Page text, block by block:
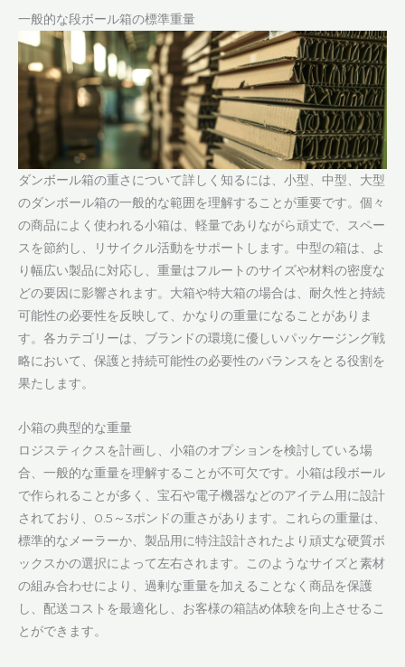
一般的な段ボール箱の標準重量
ダンボール箱の重さについて詳しく知るには、小型、中型、大型
のダンボール箱の一般的な範囲を理解することが重要です。個々
の商品によく使われる小箱は、軽量でありながら頑丈で、スペー
スを節約し、リサイクル活動をサポートします。中型の箱は、よ
り幅広い製品に対応し、重量はフルートのサイズや材料の密度な
どの要因に影響されます。大箱や特大箱の場合は、耐久性と持続
可能性の必要性を反映して、かなりの重量になることがありま
す。各カテゴリーは、ブランドの環境に優しいパッケージング戦
略において、保護と持続可能性の必要性のバランスをとる役割を
果たします。
小箱の典型的な重量
ロジスティクスを計画し、小箱のオプションを検討している場
合、一般的な重量を理解することが不可欠です。小箱は段ボール
で作られることが多く、宝石や電子機器などのアイテム用に設計
されており、0.5～3ポンドの重さがあります。これらの重量は、
標準的なメーラーか、製品用に特注設計されたより頑丈な硬質ボ
ックスかの選択によって左右されます。このようなサイズと素材
の組み合わせにより、過剰な重量を加えることなく商品を保護
し、配送コストを最適化し、お客様の箱詰め体験を向上させるこ
とができます。